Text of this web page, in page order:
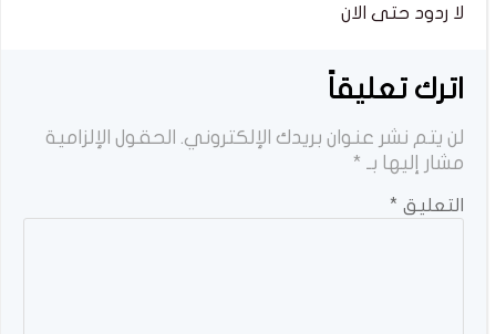
لا ردود حتى الان
اترك تعليقاً
لن يتم نشر عنوان بريدك الإلكتروني. الحقول الإلزامية
مشار إليها بـ *
التعليق *